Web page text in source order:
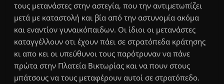
τους μετανάστες στην αστεγία, που την αντιμετωπίζει
μετά με καταστολή και βία από την αστυνομία ακόμα
και εναντίον γυναικόπαιδων. Οι ίδιοι οι μετανάστες
καταγγέλλουν οτι έχουν πάει σε στρατόπεδα κράτησης
κι απο κει οι υπεύθυνοι τους παρότρυναν να πάνε
πρώτα στην Πλατεία Βικτωρίας και να πουν στους
μπάτσους να τους μεταφέρουν αυτοί σε στρατόπεδο.